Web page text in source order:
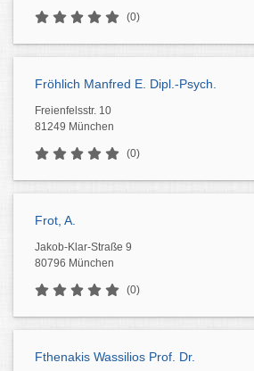
(0)
Fröhlich Manfred E. Dipl.-Psych.
Freienfelsstr. 10
81249 München
(0)
Frot, A.
Jakob-Klar-Straße 9
80796 München
(0)
Fthenakis Wassilios Prof. Dr.